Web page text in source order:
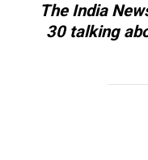
The India
30 talking